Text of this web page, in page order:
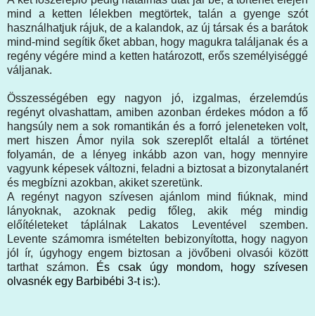
mind a ketten lélekben megtörtek, talán a gyenge szót
használhatjuk rájuk, de a kalandok, az új társak és a barátok
mind-mind segítik őket abban, hogy magukra találjanak és a
regény végére mind a ketten határozott, erős személyiséggé
váljanak.
Összességében egy nagyon jó, izgalmas, érzelemdús
regényt olvashattam, amiben azonban érdekes módon a fő
hangsúly nem a sok romantikán és a forró jeleneteken volt,
mert hiszen Ámor nyila sok szereplőt eltalál a történet
folyamán, de a lényeg inkább azon van, hogy mennyire
vagyunk képesek változni, feladni a biztosat a bizonytalanért
és megbízni azokban, akiket szeretünk.
A regényt nagyon szívesen ajánlom mind fiúknak, mind
lányoknak, azoknak pedig főleg, akik még mindig
előítéleteket táplálnak Lakatos Leventével szemben.
Levente számomra ismételten bebizonyította, hogy nagyon
jól ír, úgyhogy engem biztosan a jövőbeni olvasói között
tarthat számon. És csak úgy mondom, hogy szívesen
olvasnék egy Barbibébi 3-t is:).